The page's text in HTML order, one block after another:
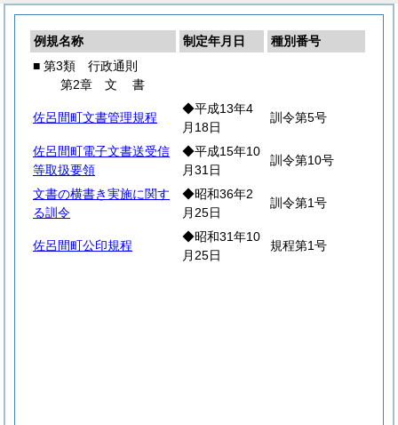
例規名称 制定年月日
種別番号
■ 第3類 行政通則
第2章 文書
佐呂間町文書管理規程
◆平成13年4
月18日
訓令第5号
佐呂間町電子文書送受信
等取扱要領
◆平成15年10
月31日
訓令第10号
文書の横書き実施に関す
る訓令
◆昭和36年2
月25日
訓令第1号
佐呂間町公印規程
◆昭和31年10
月25日
規程第1号